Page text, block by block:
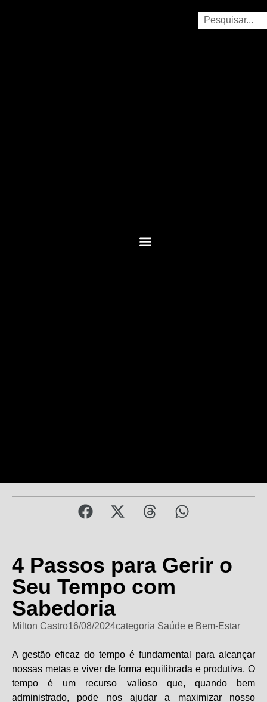
4 Passos para Gerir o
Seu Tempo com
Sabedoria
Milton Castro16/08/2024categoria Saúde e Bem-Estar
A gestão eficaz do tempo é fundamental para alcançar
nossas metas e viver de forma equilibrada e produtiva. O
tempo é um recurso valioso que, quando bem
administrado, pode nos ajudar a maximizar nosso